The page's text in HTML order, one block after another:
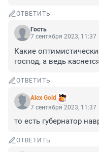
ОТВЕТИТЬ
Гость
7 сентября 2023, 11:37
Какие
господ, а ведь
ОТВЕТИТЬ
Alex Gold
7 сентября 2023, 11:37
то есть губернатор
ОТВЕТИТЬ